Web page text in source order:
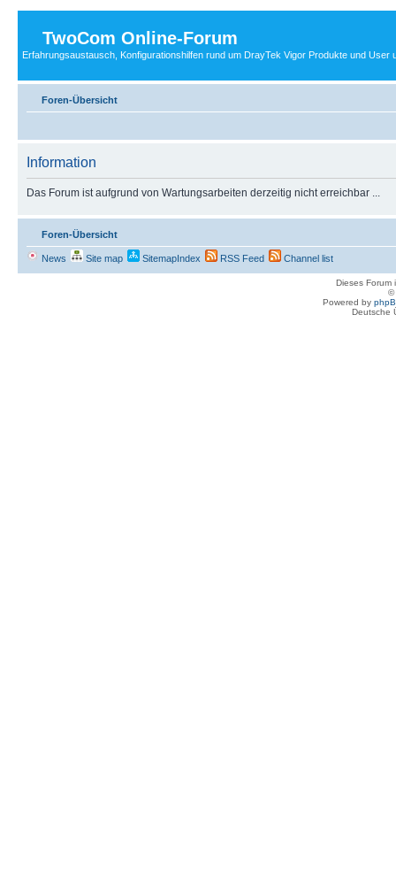
TwoCom Online-Forum
Erfahrungsaustausch, Konfigurationshilfen rund um DrayTek Vigor Produkte und User
Foren-Übersicht
Information
Das Forum ist aufgrund von Wartungsarbeiten derzeitig nicht erreichbar ...
Foren-Übersicht
News Site map SitemapIndex RSS Feed Channel list
Dieses
©
Powered by
Deutsche